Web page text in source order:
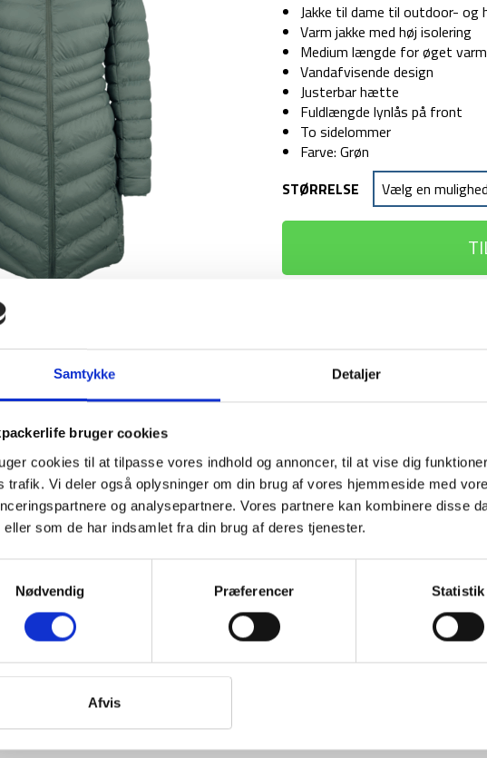
Samtykke Detaljer
bruger cookies
cookies til at tilpasse vores indhold og annoncer, til at vise dig
trafik. Vi deler også oplysninger om din brug af vores hjemmeside med
og analysepartnere. Vores partnere kan kombinere disse
eller som de har indsamlet fra din brug af deres tjenester.
Nødvendig
Præferencer Statistik
Afvis
Jakke til dame til outdoor- og
Varm jakke med høj isolering
Medium længde for øget
Vandafvisende design
Justerbar hætte
Fuldlængde lynlås på front
To sidelommer
Farve: Grøn
STØRRELSE
Treklifes Nora jakke er en varm
komfortabel i de kølige efterårs-
ekstra varme omkring hofte og
jakken føles tung. Dette gør
Ydermaterialet er fremstillet i
vandafvisende, så det hjælper
samtidig ekstra beskyttelse mod
gør det nemt at tage den af og
Der er to praktiske sidelommer
En enkel og praktisk jakke fra